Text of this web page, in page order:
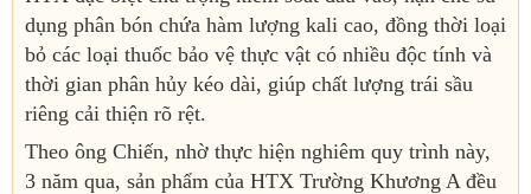
dụng phân bón chứa hàm lượng kali cao, đồng thời loại
bỏ các loại thuốc bảo vệ thực vật có nhiều độc tính và
thời gian phân hủy kéo dài, giúp chất lượng trái sầu
riêng cải thiện rõ rệt.
Theo ông Chiến, nhờ thực hiện nghiêm quy trình này,
3 năm qua, sản phẩm của HTX Trường Khương A đều